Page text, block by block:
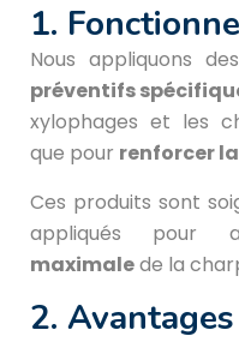
1.
Nous appliquons des
préventifs
xylophages et les
que pour renforcer
Ces produits sont
appliqués pour
maximalede la
2.